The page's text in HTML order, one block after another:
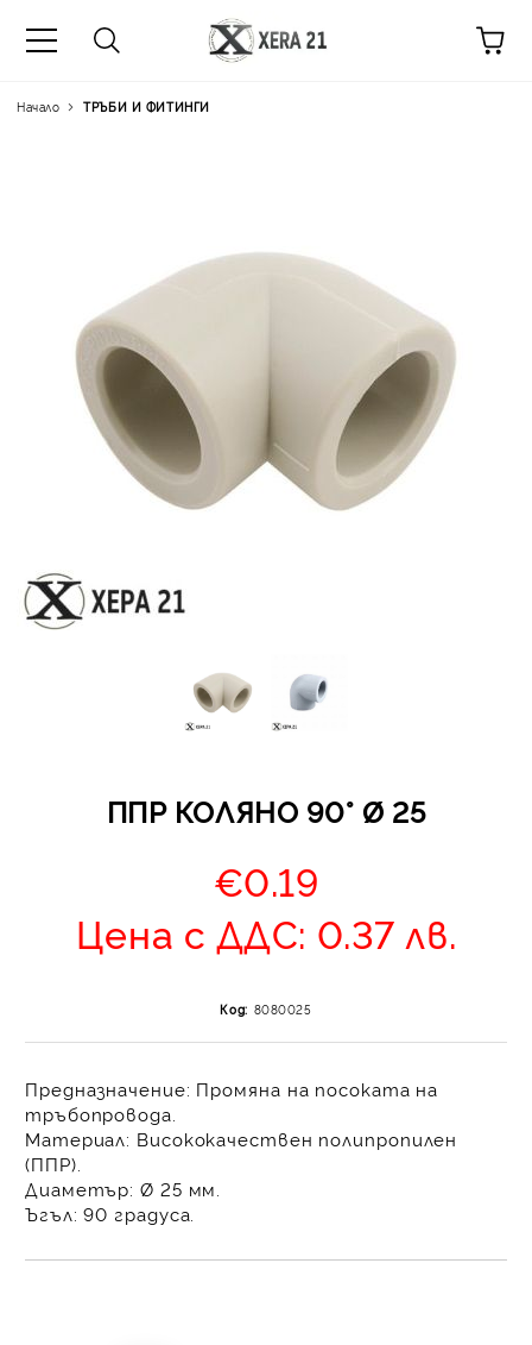
Начало ТРЪБИ И ФИТИНГИ
ППР КОЛЯНО 90° Ø 25
€0.19
Цена с ДДС: 0.37 лв.
Код: 8080025
Предназначение: Промяна на посоката на
тръбопровода.
Материал: Висококачествен полипропилен
(ППР).
Диаметър: Ø 25 мм.
Ъгъл: 90 градуса.
оскъпяване. За
до 400 лв. / €204,52
Плащане на 4 вноски.
от стойността на
момента с карта.
се разделя на 3 равни
равни месечни вноски
/ €1022.61